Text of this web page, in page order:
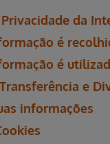
da
é
é
e
informações